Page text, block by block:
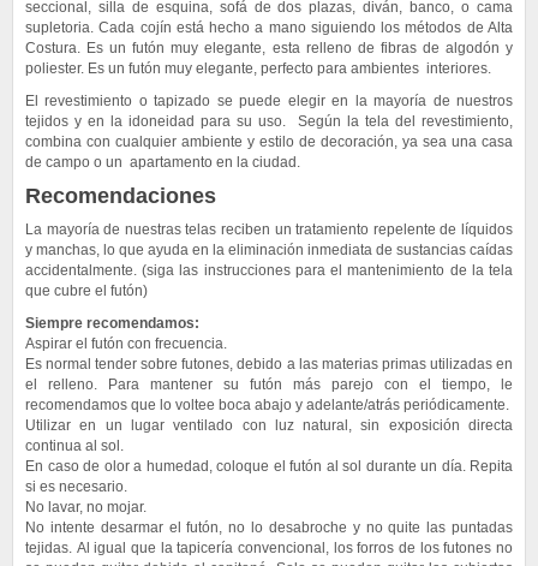
seccional, silla de esquina, sofá de dos plazas, diván, banco, o cama
supletoria. Cada cojín está hecho a mano siguiendo los métodos de Alta
Costura. Es un futón muy elegante, esta relleno de fibras de algodón y
poliester. Es un futón muy elegante, perfecto para ambientes interiores.
El revestimiento o tapizado se puede elegir en la mayoría de nuestros
tejidos y en la idoneidad para su uso. Según la tela del revestimiento,
combina con cualquier ambiente y estilo de decoración, ya sea una casa
de campo o un apartamento en la ciudad.
Recomendaciones
La mayoría de nuestras telas reciben un tratamiento repelente de líquidos
y manchas, lo que ayuda en la eliminación inmediata de sustancias caídas
accidentalmente. (siga las instrucciones para el mantenimiento de la tela
que cubre el futón)
Siempre recomendamos:
Aspirar el futón con frecuencia.
Es normal tender sobre futones, debido a las materias primas utilizadas en
el relleno. Para mantener su futón más parejo con el tiempo, le
recomendamos que lo voltee boca abajo y adelante/atrás periódicamente.
Utilizar en un lugar ventilado con luz natural, sin exposición directa
continua al sol.
En caso de olor a humedad, coloque el futón al sol durante un día. Repita
si es necesario.
No lavar, no mojar.
No intente desarmar el futón, no lo desabroche y no quite las puntadas
tejidas. Al igual que la tapicería convencional, los forros de los futones no